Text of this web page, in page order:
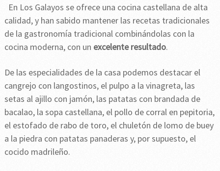
En Los Galayos se ofrece una cocina castellana de alta
calidad, y han sabido mantener las recetas tradicionales
de la gastronomía tradicional combinándolas con la
cocina moderna, con un excelente resultado.
De las especialidades de la casa podemos destacar el
cangrejo con langostinos, el pulpo a la vinagreta, las
setas al ajillo con jamón, las patatas con brandada de
bacalao, la sopa castellana, el pollo de corral en pepitoria,
el estofado de rabo de toro, el chuletón de lomo de buey
a la piedra con patatas panaderas y, por supuesto, el
cocido madrileño.